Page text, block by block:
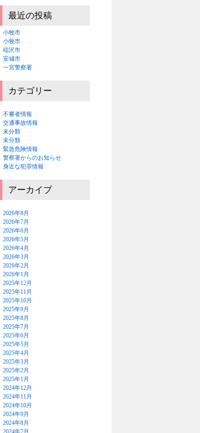
最近の投稿
小牧市
小牧市
稲沢市
安城市
一宮警察署
カテゴリー
不審者情報
交通事故情報
未分類
未分類
緊急危険情報
警察署からのお知らせ
身近な犯罪情報
アーカイブ
2026年8月
2026年7月
2026年6月
2026年5月
2026年4月
2026年3月
2026年2月
2026年1月
2025年12月
2025年11月
2025年10月
2025年9月
2025年8月
2025年7月
2025年6月
2025年5月
2025年4月
2025年3月
2025年2月
2025年1月
2024年12月
2024年11月
2024年10月
2024年9月
2024年8月
2024年7月